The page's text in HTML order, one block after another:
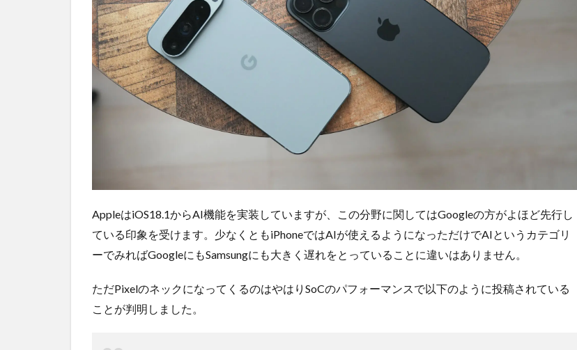
AppleはiOS18.1からAI機能を実装していますが、この分野に関してはGoogleの方がよほど先行し
ている印象を受けます。少なくともiPhoneではAIが使えるようになっただけでAIというカテゴリ
ーでみればGoogleにもSamsungにも大きく遅れをとっていることに違いはありません。
ただPixelのネックになってくるのはやはりSoCのパフォーマンスで以下のように投稿されている
ことが判明しました。